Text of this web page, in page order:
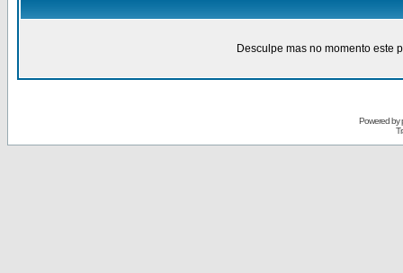
Desculpe mas no momento este
Powered by